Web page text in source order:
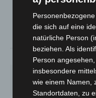
DO.
26°
FR.
20°
die sich auf eine
natürliche Person
beziehen. Als
Person
insbesondere
wie einem Namen,
Standortdaten, zu